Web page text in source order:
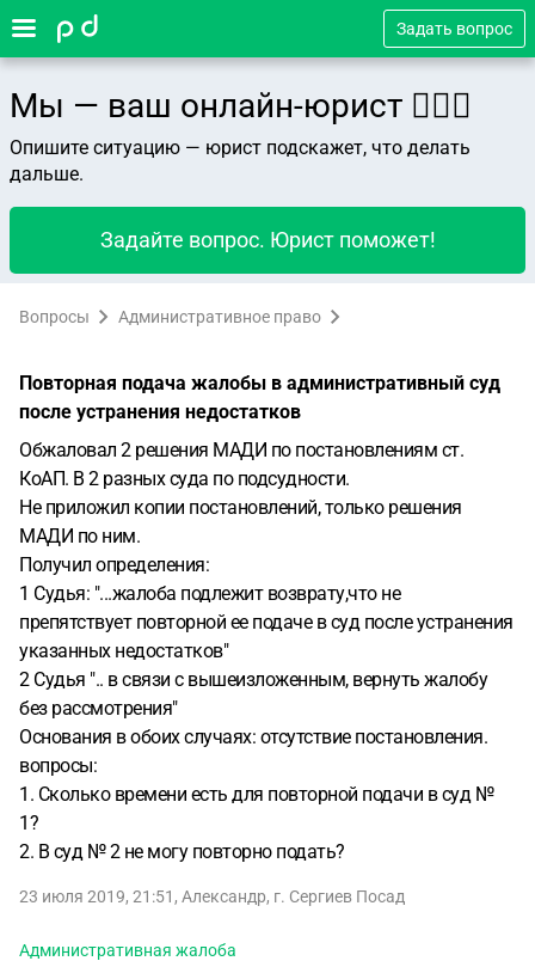
Задать вопрос
Мы — ваш онлайн-юрист 👨🏻‍⚖️
Опишите ситуацию — юрист подскажет, что делать
дальше.
Задайте вопрос. Юрист поможет!
Вопросы Административное право
Повторная подача жалобы в административный суд
после устранения недостатков
Обжаловал 2 решения МАДИ по постановлениям ст.
КоАП. В 2 разных суда по подсудности.
Не приложил копии постановлений, только решения
МАДИ по ним.
Получил определения:
1 Судья: "...жалоба подлежит возврату,что не
препятствует повторной ее подаче в суд после устранения
указанных недостатков"
2 Судья ".. в связи с вышеизложенным, вернуть жалобу
без рассмотрения"
Основания в обоих случаях: отсутствие постановления.
вопросы:
1. Сколько времени есть для повторной подачи в суд №
1?
2. В суд № 2 не могу повторно подать?
23 июля 2019, 21:51 , Александр, г. Сергиев Посад
Административная жалоба